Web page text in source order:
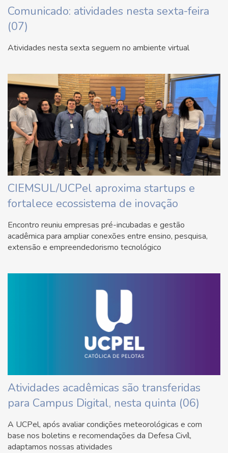
Comunicado: atividades nesta sexta-feira
(07)
Atividades nesta sexta seguem no ambiente virtual
CIEMSUL/UCPel aproxima startups e
fortalece ecossistema de inovação
Encontro reuniu empresas pré-incubadas e gestão
acadêmica para ampliar conexões entre ensino, pesquisa,
extensão e empreendedorismo tecnológico
Atividades acadêmicas são transferidas
para Campus Digital, nesta quinta (06)
A UCPel, após avaliar condições meteorológicas e com
base nos boletins e recomendações da Defesa Civíl,
adaptamos nossas atividades